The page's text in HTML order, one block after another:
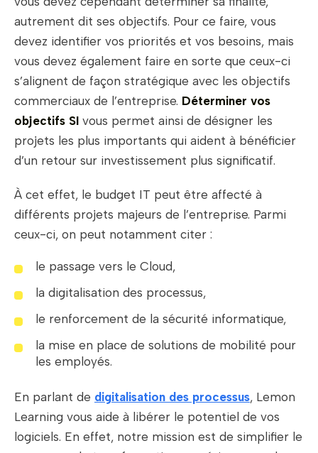
autrement dit ses objectifs. Pour ce faire, vous
devez identifier vos priorités et vos besoins, mais
vous devez également faire en sorte que ceux-ci
s’alignent de façon stratégique avec les objectifs
commerciaux de l’entreprise. Déterminer vos
objectifs SI vous permet ainsi de désigner les
projets les plus importants qui aident à bénéficier
d’un retour sur investissement plus significatif.
À cet effet, le budget IT peut être affecté à
différents projets majeurs de l’entreprise. Parmi
ceux-ci, on peut notamment citer :
le passage vers le Cloud,
la digitalisation des processus,
le renforcement de la sécurité informatique,
la mise en place de solutions de mobilité pour
les employés.
En parlant de digitalisation des processus, Lemon
Learning vous aide à libérer le potentiel de vos
logiciels. En effet, notre mission est de simplifier le